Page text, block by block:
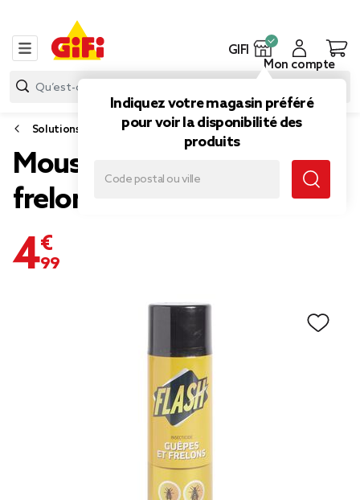
GIFI
Indiquez votre magasin préféré
pour voir la disponibilité des
produits
Mon compte
Solutions insecticide
Mousse anti guêpes et
frelons Flash 500ml
4,99 €